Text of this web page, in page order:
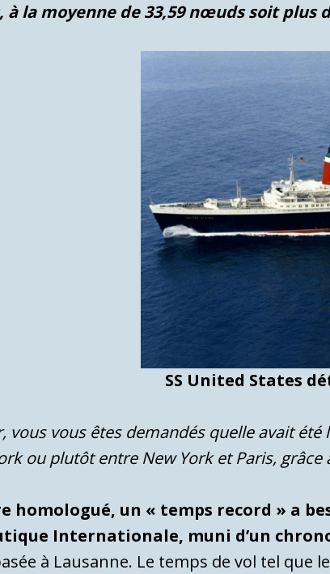
à la moyenne de 33,59 nœuds soit plus
SS United States
vous vous êtes demandés quelle avait
ou plutôt entre New York et Paris,
homologué, un « temps record » a
Internationale, muni d’un
à Lausanne. Le temps de vol tel que